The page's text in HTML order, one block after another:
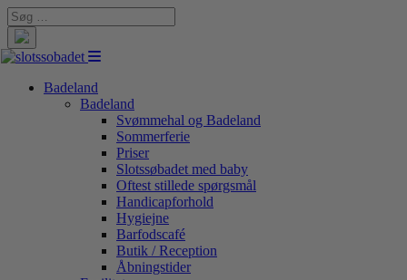
Search
for:
Badeland
Badeland
Svømmehal og Badeland
Sommerferie
Priser
Slotssøbadet med baby
Oftest stillede spørgsmål
Handicapforhold
Hygiejne
Barfodscafé
Butik / Reception
Åbningstider